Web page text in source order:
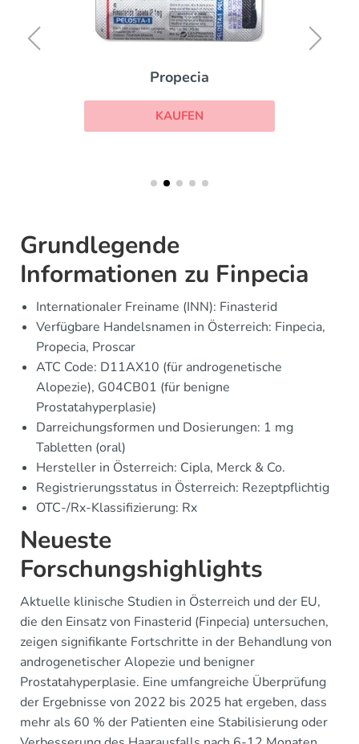
Propecia
KAUFEN
Grundlegende
Informationen zu Finpecia
Internationaler Freiname (INN): Finasterid
Verfügbare Handelsnamen in Österreich: Finpecia,
Propecia, Proscar
ATC Code: D11AX10 (für androgenetische
Alopezie), G04CB01 (für benigne
Prostatahyperplasie)
Darreichungsformen und Dosierungen: 1 mg
Tabletten (oral)
Hersteller in Österreich: Cipla, Merck & Co.
Registrierungsstatus in Österreich: Rezeptpflichtig
OTC-/Rx-Klassifizierung: Rx
Neueste
Forschungshighlights
Aktuelle klinische Studien in Österreich und der EU,
die den Einsatz von Finasterid (Finpecia) untersuchen,
zeigen signifikante Fortschritte in der Behandlung von
androgenetischer Alopezie und benigner
Prostatahyperplasie. Eine umfangreiche Überprüfung
der Ergebnisse von 2022 bis 2025 hat ergeben, dass
mehr als 60 % der Patienten eine Stabilisierung oder